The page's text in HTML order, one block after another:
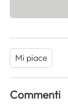
Mi piace
Commenti